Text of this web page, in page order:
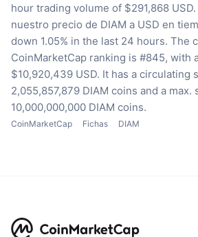
hour trading volume of $291,868 USD.
nuestro precio de DIAM a USD en
down 1.05% in the last 24 hours. The
CoinMarketCap ranking is #845, with
$10,920,439 USD. It has a circulating
2,055,857,879 DIAM coins and a max.
10,000,000,000 DIAM coins.
CoinMarketCap Fichas DIAM